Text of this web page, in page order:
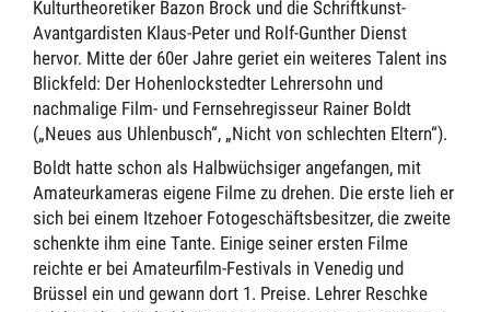
Kulturtheoretiker Bazon Brock und die Schriftkunst-
Avantgardisten Klaus-Peter und Rolf-Gunther Dienst
hervor. Mitte der 60er Jahre geriet ein weiteres Talent ins
Blickfeld: Der Hohenlockstedter Lehrersohn und
nachmalige Film- und Fernsehregisseur Rainer Boldt
(„Neues aus Uhlenbusch“, „Nicht von schlechten Eltern“).
Boldt hatte schon als Halbwüchsiger angefangen, mit
Amateurkameras eigene Filme zu drehen. Die erste lieh er
sich bei einem Itzehoer Fotogeschäftsbesitzer, die zweite
schenkte ihm eine Tante. Einige seiner ersten Filme
reichte er bei Amateurfilm-Festivals in Venedig und
Brüssel ein und gewann dort 1. Preise. Lehrer Reschke